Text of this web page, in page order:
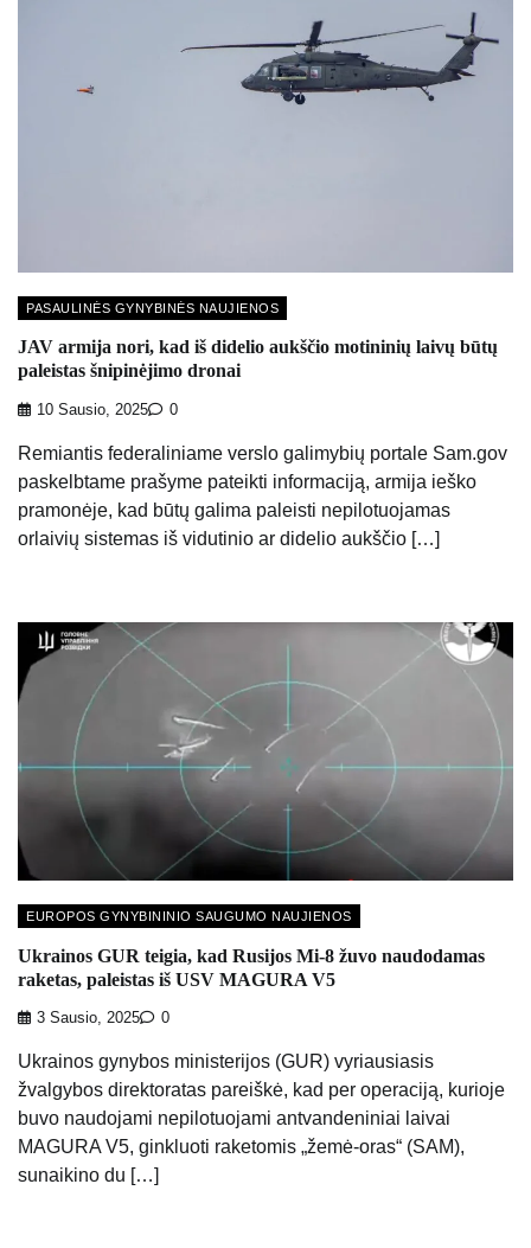
PASAULINĖS GYNYBINĖS NAUJIENOS
JAV armija nori, kad iš didelio aukščio motininių laivų būtų
paleistas šnipinėjimo dronai
10 Sausio, 2025 0
Remiantis federaliniame verslo galimybių portale Sam.gov
paskelbtame prašyme pateikti informaciją, armija ieško
pramonėje, kad būtų galima paleisti nepilotuojamas
orlaivių sistemas iš vidutinio ar didelio aukščio […]
EUROPOS GYNYBININIO SAUGUMO NAUJIENOS
Ukrainos GUR teigia, kad Rusijos Mi-8 žuvo naudodamas
raketas, paleistas iš USV MAGURA V5
3 Sausio, 2025 0
Ukrainos gynybos ministerijos (GUR) vyriausiasis
žvalgybos direktoratas pareiškė, kad per operaciją, kurioje
buvo naudojami nepilotuojami antvandeniniai laivai
MAGURA V5, ginkluoti raketomis „žemė-oras“ (SAM),
sunaikino du […]